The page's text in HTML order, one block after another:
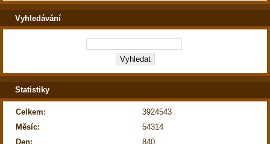
Vyhledávání
Statistiky
Celkem:
3924543
Měsíc:
54314
Den:
840